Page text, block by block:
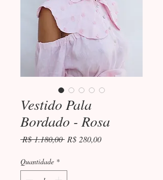
Vestido Pala
Bordado - Rosa
R$ 1.180,00 Preço
R$ 280,00Preço
Quantidade *